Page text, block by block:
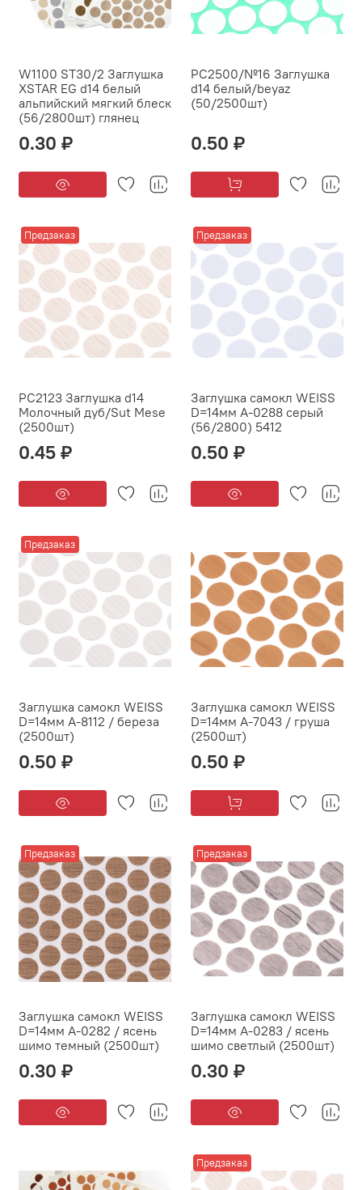
W1100 ST30/2 Заглушка
XSTAR EG d14 белый
альпийский мягкий блеск
(56/2800шт) глянец
0.30 ₽
PC2500/№16 Заглушка
d14 белый/beyaz
(50/2500шт)
0.50 ₽
Предзаказ
PC2123 Заглушка d14
Молочный дуб/Sut Mese
(2500шт)
0.45 ₽
Предзаказ
Заглушка самокл WEISS
D=14мм А-0288 серый
(56/2800) 5412
0.50 ₽
Предзаказ
Заглушка самокл WEISS
D=14мм А-8112 / береза
(2500шт)
0.50 ₽
Заглушка самокл WEISS
D=14мм А-7043 / груша
(2500шт)
0.50 ₽
Предзаказ
Заглушка самокл WEISS
D=14мм А-0282 / ясень
шимо темный (2500шт)
0.30 ₽
Предзаказ
Заглушка самокл WEISS
D=14мм А-0283 / ясень
шимо светлый (2500шт)
0.30 ₽
Предзаказ